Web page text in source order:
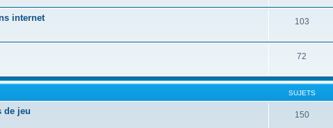
internet 103
72
SUJETS
de jeu 150